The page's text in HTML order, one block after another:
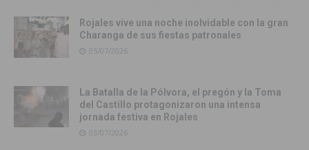
Rojales vive una noche inolvidable con la gran
Charanga de sus fiestas patronales
05/07/2026
La Batalla de la Pólvora, el pregón y la Toma
del Castillo protagonizaron una intensa
jornada festiva en Rojales
03/07/2026